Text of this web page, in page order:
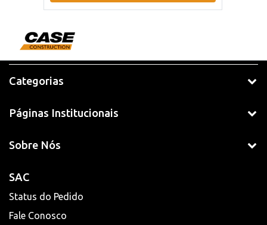
Categorias
Páginas Institucionais
Sobre Nós
SAC
Status do Pedido
Fale Conosco